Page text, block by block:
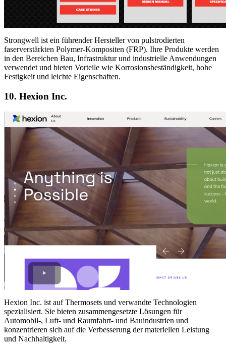
Strongwell ist ein führender Hersteller von pulstrodierten
faserverstärkten Polymer-Kompositen (FRP). Ihre Produkte werden
in den Bereichen Bau, Infrastruktur und industrielle Anwendungen
verwendet und bieten Vorteile wie Korrosionsbeständigkeit, hohe
Festigkeit und leichte Eigenschaften.
10. Hexion Inc.
Hexion Inc. ist auf Thermosets und verwandte Technologien
spezialisiert. Sie bieten zusammengesetzte Lösungen für
Automobil-, Luft- und Raumfahrt- und Bauindustrien und
konzentrieren sich auf die Verbesserung der materiellen Leistung
und Nachhaltigkeit.